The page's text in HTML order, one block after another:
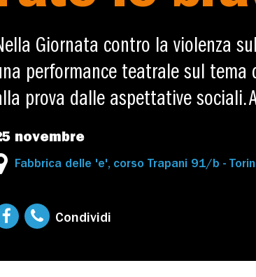
Giornata contro la violenza
performance teatrale sul
prova dalle aspettative sociali.
novembre
Fabbrica delle 'e', corso Trapani 91/b -
Condividi